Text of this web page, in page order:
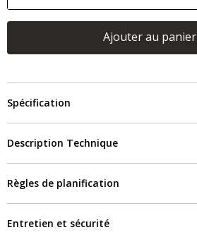
Ajouter au panier
Spécification
Description Technique
Règles de planification
Entretien et sécurité